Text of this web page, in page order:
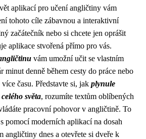
aplikací pro učení angličtiny vám
tohoto cíle zábavnou a interaktivní
začátečník nebo si chcete jen oprášit
aplikace stvořená přímo pro vás.
vám umožní učit se vlastním
minut denně během cesty do práce nebo
času. Představte si, jak plynule
světa, rozumíte textům oblíbených
pracovní pohovor v angličtině. To
pomocí moderních aplikací na dosah
angličtiny dnes a otevřete si dveře k